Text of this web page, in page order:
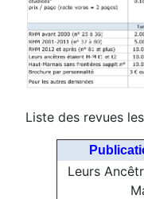
Liste des revues
Leurs